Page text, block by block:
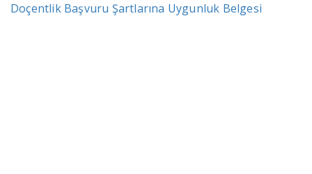
Doçentlik Başvuru Şartlarına Uygunluk Belgesi